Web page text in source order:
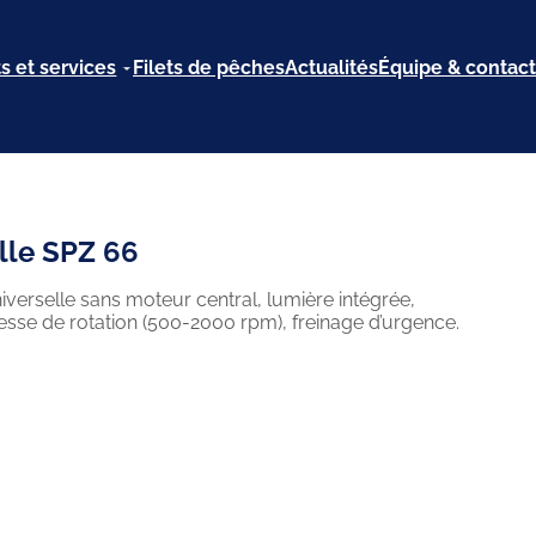
et services Filets de pêchesActualitésÉquipe & contact
SPZ 66
sans moteur central, lumière intégrée,
de rotation (500-2000 rpm), freinage d’urgence.